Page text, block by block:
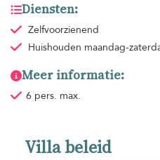
Diensten:
Zelfvoorzienend
Huishouden maandag-
Meer informatie:
6 pers. max.
Villa beleid